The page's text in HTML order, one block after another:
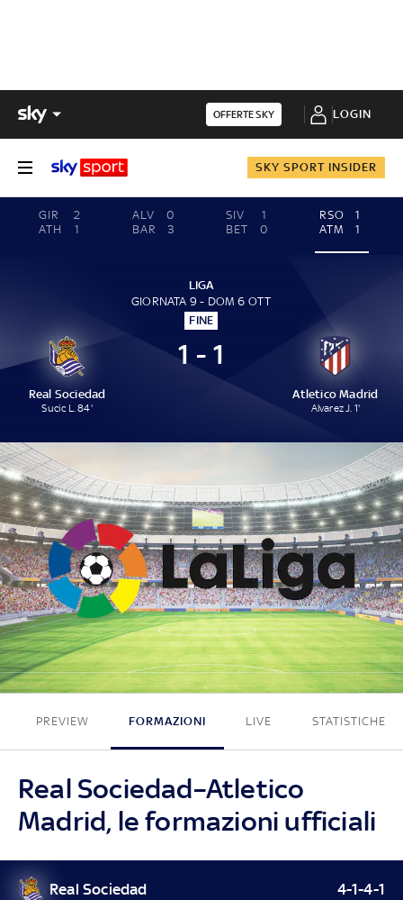
OFFERTE SKY LOGIN
SKY SPORT INSIDER
GIR
2
ATH
1
ALV
0
BAR
3
SIV
1
BET
0
RSO
1
ATM
1
LIGA
GIORNATA 9 - DOM 6 OTT
FINE
Real Sociedad
Sucic L. 84'
1 - 1
Atletico Madrid
Alvarez J. 1'
1 - 1
PREVIEW FORMAZIONI LIVE STATISTICHE
Real Sociedad–Atletico
Madrid, le formazioni ufficiali
Real Sociedad 4-1-4-1